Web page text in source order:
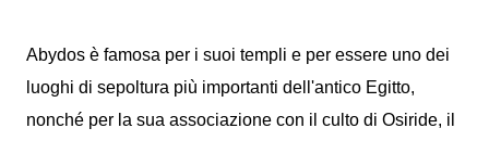
Abydos è famosa per i suoi templi e per essere uno dei
luoghi di sepoltura più importanti dell'antico Egitto,
nonché per la sua associazione con il culto di Osiride, il